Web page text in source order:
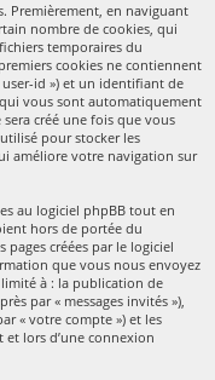
Premièrement, en naviguant
nombre de cookies, qui
temporaires du
cookies ne contiennent
id ») et un identifiant de
qui vous sont automatiquement
créé une fois que vous
pour stocker les
améliore votre navigation sur
au logiciel phpBB tout en
hors de portée du
créées par le logiciel
que vous nous envoyez
limité à : la publication de
par « messages invités »),
« votre compte ») et les
et lors d’une connexion